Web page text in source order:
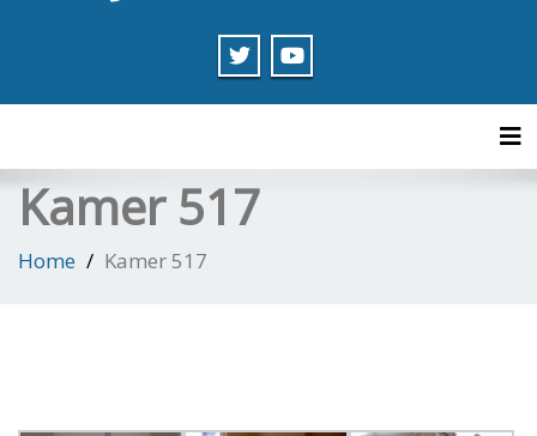
Kamer 517
Home Kamer 517